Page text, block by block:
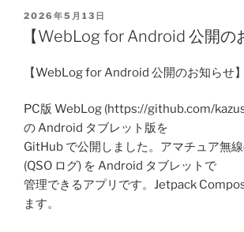
POSTED
ON
2026年5月13日
【WebLog for Android 公開の
【WebLog for Android 公開のお知らせ】
PC版 WebLog (https://github.com/
の Android タブレット版を
GitHub で公開しました。アマチュア無
(QSO ログ) を Android タブレットで
管理できるアプリです。Jetpack
ます。